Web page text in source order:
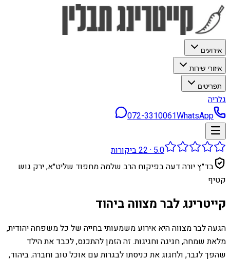
אירועים
איזורי שירות
תפריטים
גלריה
072-3310061WhatsApp
5.0
·
22ביקורות
בד״ץ יורה דעה בפיקוח הרב שלמה מחפוד שליט״א, ירק גוש
קטיף
קייטרינג לבר מצווה ביהוד
הגעה לבר מצווה היא אירוע משמעותי בחייה של כל משפחה יהודית,
מלאת שמחה, חגיגה וחגיגות. זה הזמן להתכנס, לכבד את הילד
שהפך לגבר, ולחגוג את כניסתו לבגרות עם אוכל טוב וחברה. ביהוד,